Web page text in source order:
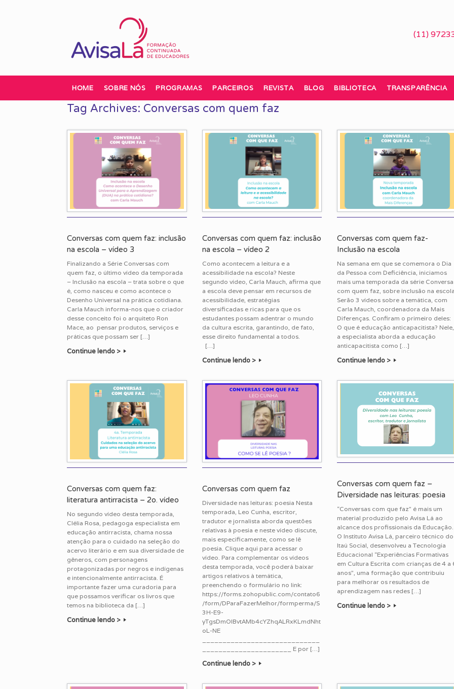
(11)
HOME SOBRE NÓS PROGRAMAS PARCEIROS REVISTA BLOG BIBLIOTECA TRANSPARÊNCIA
Tag Archives: Conversas com quem faz
Conversas com quem faz: inclusão
na escola – vídeo 3
Finalizando a Série Conversas com
quem faz, o último vídeo da temporada
– Inclusão na escola – trata sobre o que
é, como nasceu e como acontece o
Desenho Universal na prática cotidiana.
Carla Mauch informa-nos que o criador
desse conceito foi o arquiteto Ron
Mace, ao pensar produtos, serviços e
práticas que possam ser […]
Continue lendo >
Conversas com quem faz: inclusão
na escola – vídeo 2
Como acontecem a leitura e a
acessibilidade na escola? Neste
segundo vídeo, Carla Mauch, afirma que
a escola deve pensar em recursos de
acessibilidade, estratégias
diversificadas e ricas para que os
estudantes possam adentrar o mundo
da cultura escrita, garantindo, de fato,
esse direito fundamental a todos.
[…]
Continue lendo >
Conversas com quem faz-
Inclusão na escola
Na semana em que se comemora o Dia
da Pessoa com Deficiência, iniciamos
mais uma temporada da série
com quem faz, sobre inclusão na
Serão 3 vídeos sobre a temática, com
Carla Mauch, coordenadora da Mais
Diferenças. Confiram o primeiro deles:
O que é educação anticapacitista? Nele,
a especialista aborda a educação
anticapacitista como […]
Continue lendo >
Conversas com quem faz:
literatura antirracista – 2o. vídeo
No segundo vídeo desta temporada,
Clélia Rosa, pedagoga especialista em
educação antirracista, chama nossa
atenção para o cuidado na seleção do
acervo literário e em sua diversidade de
gêneros, com personagens
protagonizadas por negros e indígenas
e intencionalmente antirracista. É
importante fazer uma curadoria para
que possamos verificar os livros que
temos na biblioteca da […]
Continue lendo >
Conversas com quem faz
Diversidade nas leituras: poesia Nesta
temporada, Leo Cunha, escritor,
tradutor e jornalista aborda questões
relativas à poesia e neste vídeo discute,
mais especificamente, como se lê
poesia. Clique aqui para acessar o
vídeo. Para complementar os vídeos
desta temporada, você poderá baixar
artigos relativos à temática,
preenchendo o formulário no link:
https://forms.zohopublic.com/contato6
/form/DParaFazerMelhor/formperma/S
3H-E9-
yTgsDmOlBvtAMb4cYZhqALRxKLmdNht
oL-NE
______________________ E por […]
Continue lendo >
Conversas com quem faz –
Diversidade nas leituras: poesia
“Conversas com que faz” é mais um
material produzido pelo Avisa Lá ao
alcance dos profissionais da Educação.
O Instituto Avisa Lá, parceiro técnico do
Itaú Social, desenvolveu a Tecnologia
Educacional “Experiências Formativas
em Cultura Escrita com crianças de 4 a
anos”, uma formação que contribuiu
para melhorar os resultados de
aprendizagem nas redes […]
Continue lendo >